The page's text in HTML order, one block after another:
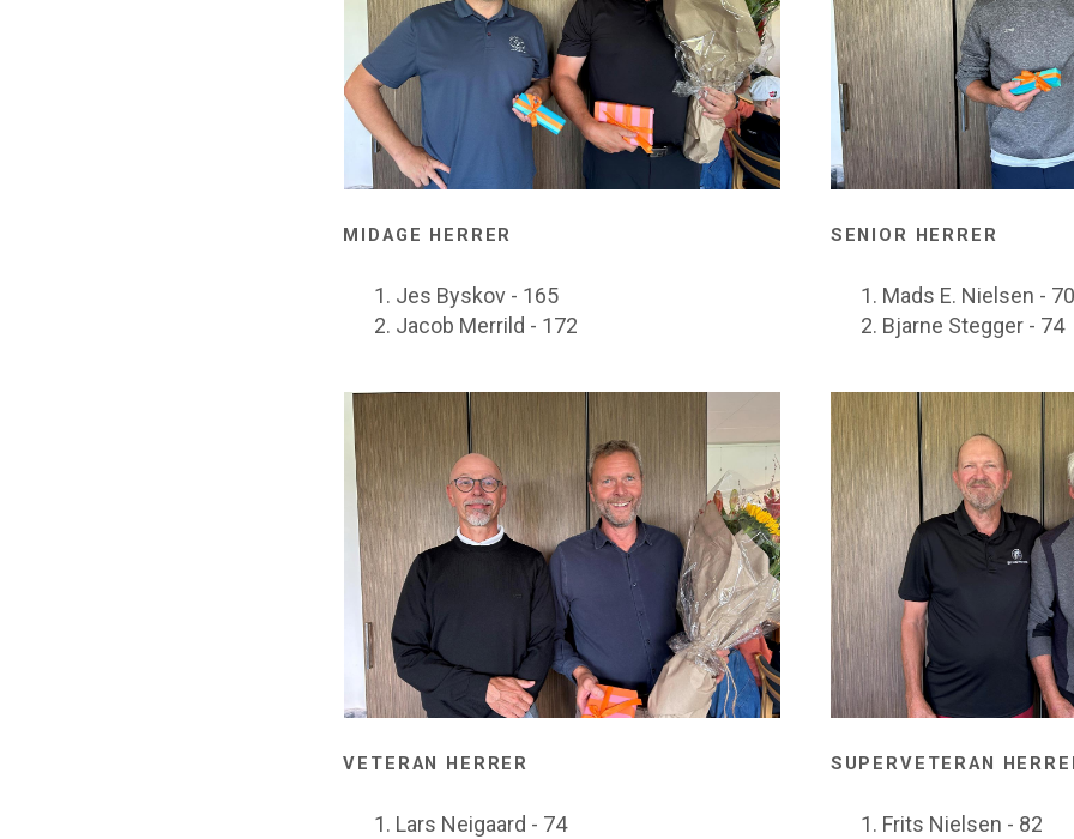
MIDAGE HERRER
Jes Byskov - 165
Jacob Merrild - 172
SENIOR HERRER
Mads E. Nielsen - 70
Bjarne Stegger - 74
VETERAN HERRER
Lars Neigaard - 74
SUPERVETERAN
Frits Nielsen - 82